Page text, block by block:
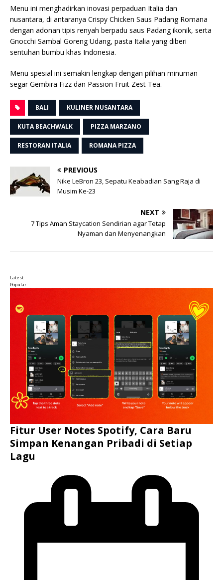
Menu ini menghadirkan inovasi perpaduan Italia dan
nusantara, di antaranya Crispy Chicken Saus Padang Romana
dengan adonan tipis renyah berpadu saus Padang ikonik, serta
Gnocchi Sambal Goreng Udang, pasta Italia yang diberi
sentuhan bumbu khas Indonesia.
Menu spesial ini semakin lengkap dengan pilihan minuman
segar Gembira Fizz dan Passion Fruit Zest Tea.
BALI KULINER NUSANTARA
KUTA BEACHWALK PIZZA MARZANO
RESTORAN ITALIA ROMANA PIZZA
PREVIOUS
Nike LeBron 23, Sepatu Keabadian Sang Raja di
Musim Ke-23
NEXT
7 Tips Aman Staycation Sendirian agar Tetap
Nyaman dan Menyenangkan
Latest
Popular
Fitur User Notes Spotify, Cara Baru
Simpan Kenangan Pribadi di Setiap
Lagu